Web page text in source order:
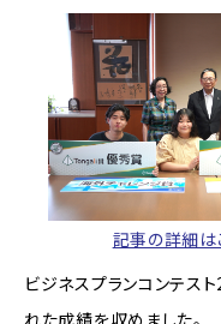
記事の詳細は
ビジネスプランコンテス
れた成績を収めました。